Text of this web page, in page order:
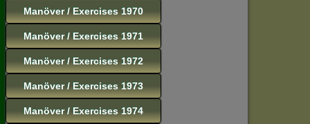
Manöver / Exercises 1970
Manöver / Exercises 1971
Manöver / Exercises 1972
Manöver / Exercises 1973
Manöver / Exercises 1974